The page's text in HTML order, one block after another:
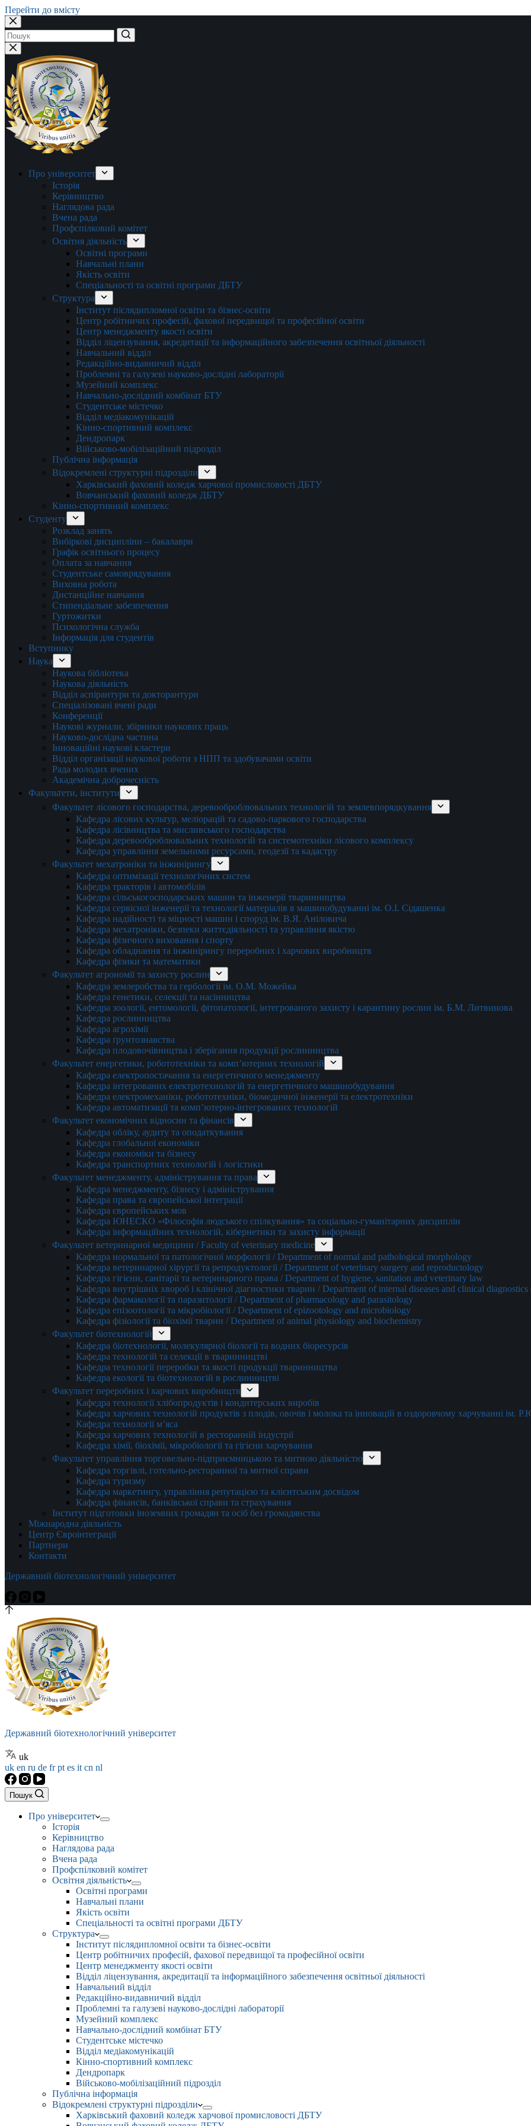
Перейти до вмісту
Немає
результатів
Про університет
Історія
Керівництво
Наглядова рада
Вчена рада
Профспілковий комітет
Освітня діяльність
Освітні програми
Навчальні плани
Якість освіти
Спеціальності та освітні програми ДБТУ
Структура
Інститут післядипломної освіти та бізнес-освіти
Центр робітничих професій, фахової передвищої та професійної освіти
Центр менеджменту якості освіти
Відділ ліцензування, акредитації та інформаційного забезпечення освітньої діяльності
Навчальний відділ
Редакційно-видавничий відділ
Проблемні та галузеві науково-дослідні лабораторії
Музейний комплекс
Навчально-дослідний комбінат БТУ
Студентське містечко
Відділ медіакомунікацій
Кінно-спортивний комплекс
Дендропарк
Військово-мобілізаційний підрозділ
Публічна інформація
Відокремлені структурні підрозділи
Харківський фаховий коледж харчової промисловості ДБТУ
Вовчанський фаховий коледж ДБТУ
Кінно-спортивний комплекс
Студенту
Розклад занять
Вибіркові дисципліни – бакалаври
Графік освітнього процесу
Оплата за навчання
Студентське самоврядування
Виховна робота
Дистанційне навчання
Стипендіальне забезпечення
Гуртожитки
Психологічна служба
Інформація для студентів
Вступнику
Наука
Наукова бібліотека
Наукова діяльність
Відділ аспірантури та докторантури
Спеціалізовані вчені ради
Конференції
Наукові журнали, збірники наукових праць
Науково-дослідна частина
Інноваційні наукові кластери
Відділ організації наукової роботи з НПП та здобувачами освіти
Рада молодих вчених
Академічна доброчесність
Факультети, інститути
Факультет лісового господарства, деревооброблювальних технологій та землевпорядкування
Кафедра лісових культур, меліорацій та садово-паркового господарства
Кафедра лісівництва та мисливського господарства
Кафедра деревооброблювальних технологій та системотехніки лісового комплексу
Кафедра управління земельними ресурсами, геодезії та кадастру
Факультет мехатроніки та інжинірингу
Кафедра оптимізації технологічних систем
Кафедра тракторів і автомобілів
Кафедра сільськогосподарських машин та інженерії тваринництва
Кафедра cервісної інженерії та технології матеріалів в машинобудуванні ім. О.І. Сідашенка
Кафедра надійності та міцності машин і споруд ім. В.Я. Аніловича
Кафедра мехатроніки, безпеки життєдіяльності та управління якістю
Кафедра фізичного виховання і спорту
Кафедра обладнання та інжинірингу переробних і харчових виробництв
Кафедра фізики та математики
Факультет агрономії та захисту рослин
Кафедра землеробства та гербології ім. О.М. Можейка
Кафедра генетики, селекції та насінництва
Кафедра зоології, ентомології, фітопатології, інтегрованого захисту і карантину рослин ім. Б.М. Литвинова
Кафедра рослинництва
Кафедра агрохімії
Кафедра ґрунтознавства
Кафедра плодовочівництва і зберігання продукції рослинництва
Факультет енергетики, робототехніки та комп’ютерних технологій
Кафедра електропостачання та енергетичного менеджменту
Кафедра інтегрованих електротехнологій та енергетичного машинобудування
Кафедра електромеханіки, робототехніки, біомедичної інженерії та електротехніки
Кафедра автоматизації та комп’ютерно-інтегрованих технологій
Факультет економічних відносин та фінансів
Кафедра обліку, аудиту та оподаткування
Кафедра глобальної економіки
Кафедра економіки та бізнесу
Кафедра транспортних технологій і логістики
Факультет менеджменту, адміністрування та права
Кафедра менеджменту, бізнесу і адміністрування
Кафедра права та європейської інтеграції
Кафедра європейських мов
Кафедра ЮНЕСКО «Філософія людського спілкування» та соціально-гуманітарних дисциплін
Кафедра інформаційних технологій, кібернетики та захисту інформації
Факультет ветеринарної медицини / Faculty of veterinary medicine
Кафедра нормальної та патологічної морфології / Department of normal and pathological morphology
Кафедра ветеринарної хірургії та репродуктології / Department of veterinary surgery and reproductology
Кафедра гігієни, санітарії та ветеринарного права / Department of hygiene, sanitation and veterinary law
Кафедра внутрішніх хвороб і клінічної діагностики тварин / Department of internal diseases and clinical
Кафедра фармакології та паразитології / Department of pharmacology and parasitology
Кафедра епізоотології та мікробіології / Department of epizootology and microbiology
Кафедра фізіології та біохімії тварин / Department of animal physiology and biochemistry
Факультет біотехнологій
Кафедра біотехнології, молекулярної біології та водних біоресурсів
Кафедра технологій та селекції в тваринництві
Кафедра технології переробки та якості продукції тваринництва
Кафедра екології та біотехнологій в рослинництві
Факультет переробних і харчових виробництв
Кафедра технології хлібопродуктів і кондитерських виробів
Кафедра харчових технологій продуктів з плодів, овочів і молока та інновацій в оздоровчому харчуванні ім.
Кафедра технології м’яса
Кафедра харчових технологій в ресторанній індустрії
Кафедра хімії, біохімії, мікробіології та гігієни харчування
Факультет управління торговельно-підприємницькою та митною діяльністю
Кафедра торгівлі, готельно-ресторанної та митної справи
Кафедра туризму
Кафедра маркетингу, управління репутацією та клієнтським досвідом
Кафедра фінансів, банківської справи та страхування
Інститут підготовки іноземних громадян та осіб без громадянства
Міжнародна діяльність
Центр Євроінтеграції
Партнери
Контакти
Державний біотехнологічний університет
Державний біотехнологічний університет
uk
uk en ru de frpt es it cn nl
Пошук
Про університет
Історія
Керівництво
Наглядова рада
Вчена рада
Профспілковий комітет
Освітня діяльність
Освітні програми
Навчальні плани
Якість освіти
Спеціальності та освітні програми ДБТУ
Структура
Інститут післядипломної освіти та бізнес-освіти
Центр робітничих професій, фахової передвищої та професійної освіти
Центр менеджменту якості освіти
Відділ ліцензування, акредитації та інформаційного забезпечення освітньої діяльності
Навчальний відділ
Редакційно-видавничий відділ
Проблемні та галузеві науково-дослідні лабораторії
Музейний комплекс
Навчально-дослідний комбінат БТУ
Студентське містечко
Відділ медіакомунікацій
Кінно-спортивний комплекс
Дендропарк
Військово-мобілізаційний підрозділ
Публічна інформація
Відокремлені структурні підрозділи
Харківський фаховий коледж харчової промисловості ДБТУ